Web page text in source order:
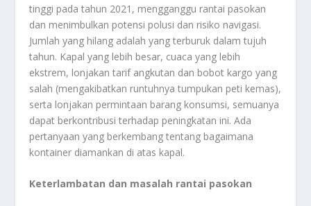
tinggi pada tahun 2021, mengganggu rantai pasokan
dan menimbulkan potensi polusi dan risiko navigasi.
Jumlah yang hilang adalah yang terburuk dalam tujuh
tahun. Kapal yang lebih besar, cuaca yang lebih
ekstrem, lonjakan tarif angkutan dan bobot kargo yang
salah (mengakibatkan runtuhnya tumpukan peti kemas),
serta lonjakan permintaan barang konsumsi, semuanya
dapat berkontribusi terhadap peningkatan ini. Ada
pertanyaan yang berkembang tentang bagaimana
kontainer diamankan di atas kapal.
Keterlambatan dan masalah rantai pasokan